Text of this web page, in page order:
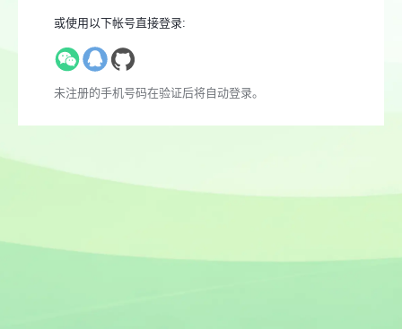
或使用以下帐号直接登录:
未注册的手机号码在验证后将自动登录。